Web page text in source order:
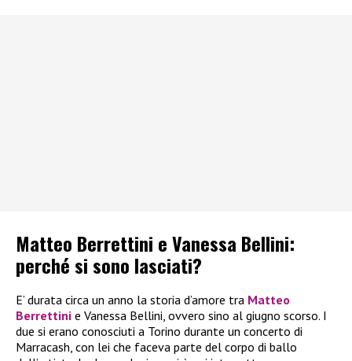
Matteo Berrettini e Vanessa Bellini:
perché si sono lasciati?
E’ durata circa un anno la storia d’amore tra Matteo
Berrettini e Vanessa Bellini, ovvero sino al giugno scorso. I
due si erano conosciuti a Torino durante un concerto di
Marracash, con lei che faceva parte del corpo di ballo